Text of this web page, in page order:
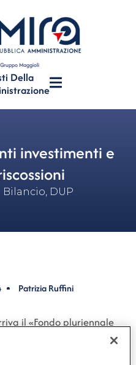
Maggioli
Della
investimenti e
Bilancio, DUP
Patrizia Ruffini
il «Fondo pluriennale
finanziarie».